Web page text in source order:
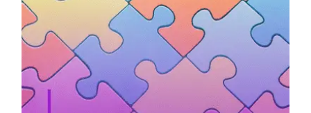
“Rêve ta vie, vis tes rêves” : le livre
inspirant d’Isabelle Servant pour créer
sa vie en accord avec soi